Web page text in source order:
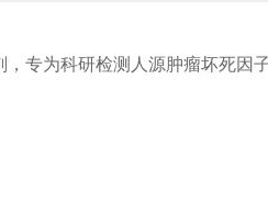
专为科研检测人源肿瘤坏死因